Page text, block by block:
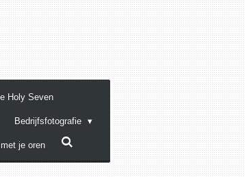
Holy Seven
Bedrijfsfotografie
je oren